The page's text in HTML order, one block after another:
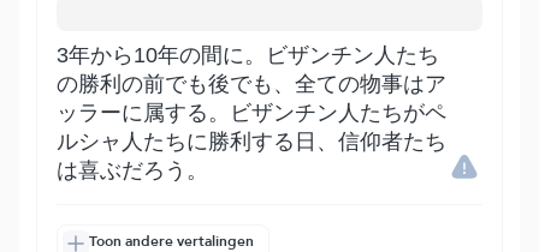
3年から10年の間に。ビザンチン人たち
の勝利の前でも後でも、全ての物事はア
ッラーに属する。ビザンチン人たちがペ
ルシャ人たちに勝利する日、信仰者たち
は喜ぶだろう。
Toon andere vertalingen